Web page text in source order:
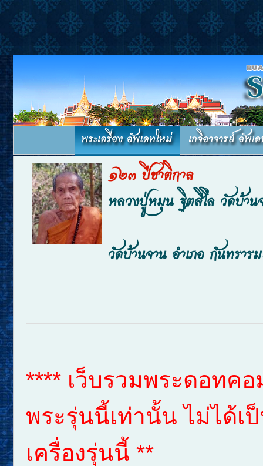
๑๒๓ ปีชาติกาล
หลวงปู่หมุน ฐิตสีโล วัดบ้า
วัดบ้านจาน อำเภอ กันทรา
**** เว็บรวมพระดอทค
พระรุ่นนี้เท่านั้น ไม่ได้เ
เครื่องรุ่นนี้ **